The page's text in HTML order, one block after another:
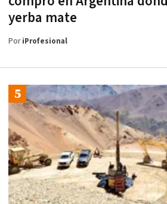
yerba mate
PoriProfesional